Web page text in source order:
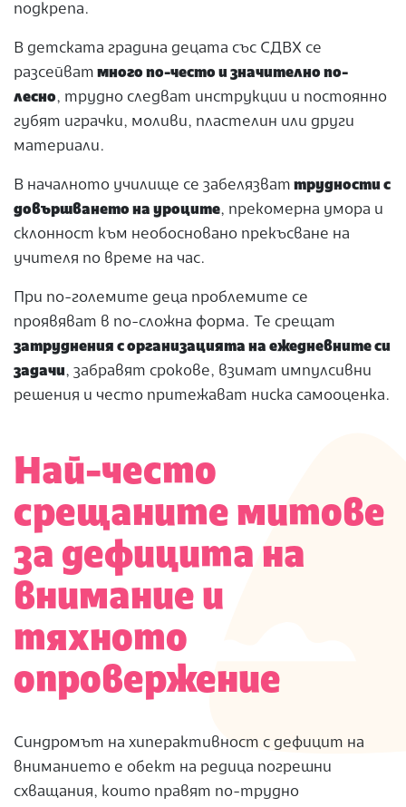
подкрепа.
В детската градина децата със СДВХ се
разсейват много по-често и значително по-
лесно, трудно следват инструкции и постоянно
губят играчки, моливи, пластелин или други
материали.
В началното училище се забелязват трудности с
довършването на уроците, прекомерна умора и
склонност към необосновано прекъсване на
учителя по време на час.
При по-големите деца проблемите се
проявяват в по-сложна форма. Те срещат
затруднения с организацията на ежедневните си
задачи, забравят срокове, взимат импулсивни
решения и често притежават ниска самооценка.
Най-често
срещаните митове
за дефицита на
внимание и
тяхното
опровержение
Синдромът на хиперактивност с дефицит на
вниманието е обект на редица погрешни
схващания, които правят по-трудно